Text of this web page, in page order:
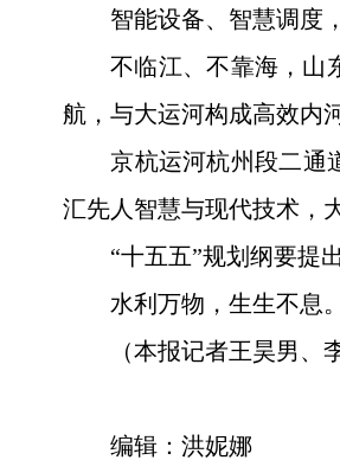
智能设备、智慧调度
不临江、不靠海，山
航，与大运河构成高效内
京杭运河杭州段二通
汇先人智慧与现代技术，
“十五五”规划纲要提
水利万物，生生不息
（本报记者王昊男、
编辑：洪妮娜